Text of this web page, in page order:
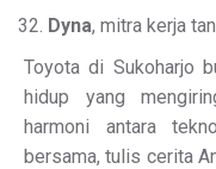
Dyna, mitra kerja
Toyota di Sukoharjo
hidup yang
harmoni antara
bersama, tulis cerita